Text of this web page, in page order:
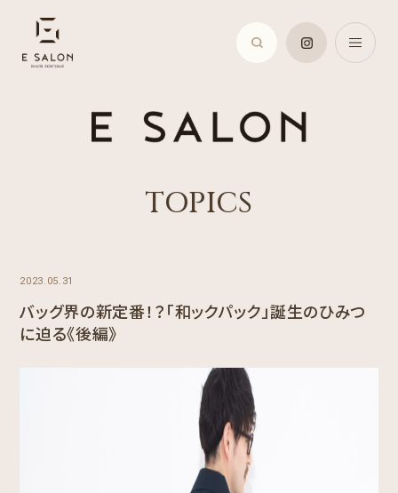
TOPICS
2023.05.31
バッグ界の新定番！？「和ックパック」誕生のひみつ
に迫る《後編》